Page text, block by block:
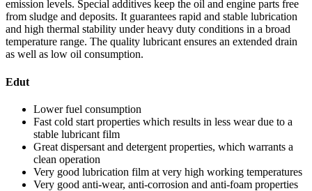
emission levels. Special additives keep the oil and engine parts free
from sludge and deposits. It guarantees rapid and stable lubrication
and high thermal stability under heavy duty conditions in a broad
temperature range. The quality lubricant ensures an extended drain
as well as low oil consumption.
Edut
Lower fuel consumption
Fast cold start properties which results in less wear due to a
stable lubricant film
Great dispersant and detergent properties, which warrants a
clean operation
Very good lubrication film at very high working temperatures
Very good anti-wear, anti-corrosion and anti-foam properties